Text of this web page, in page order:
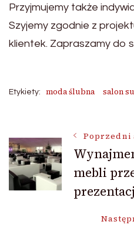
Przyjmujemy także
Szyjemy zgodnie z
klientek. Zapraszamy do
Etykiety: moda ślubna salon
Nawigacja
wpisu
Poprzedni
mebli